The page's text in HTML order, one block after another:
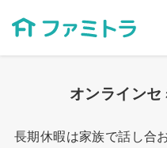
オンライン
長期休暇は家族で話し合